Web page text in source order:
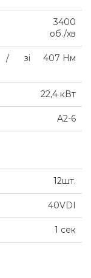
3400
об./хв
/ зі
407 Нм
22,4 кВт
A2-6
12шт.
40VDI
1 сек